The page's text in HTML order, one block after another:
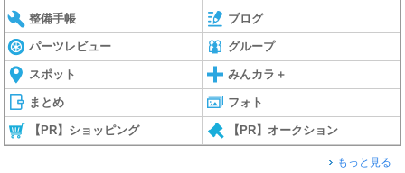
整備手帳 ブログ
パーツレビュー グループ
スポット みんカラ＋
まとめ フォト
【PR】ショッピング 【PR】オークション
もっと見る